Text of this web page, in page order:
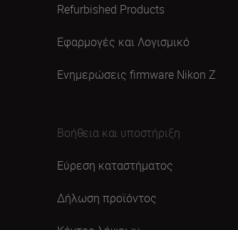
Refurbished Products
Εφαρμογές και Λογισμικό
Ενημερώσεις firmware Nikon Ζ
Βοήθεια και υποστήριξη
Εύρεση καταστήματος
Δήλωση προϊόντος